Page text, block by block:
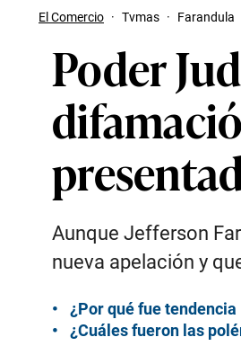
El Comercio · Tvmas · Farandula
Poder
Aunque Jefferson
nueva apelación y
¿Por qué fue
¿Cuáles fueron las